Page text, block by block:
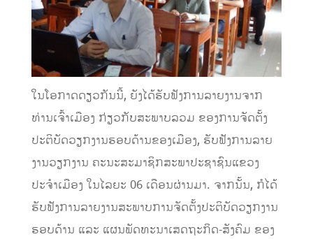
ໃນໂອກາດດຽວກັນນີ້, ຍັງໄດ້ຮັບຟັງການລາຍງານຈາກ
ທ່ານເຈົ້າເມືອງ ກ່ຽວກັບສະພາບລວມ ຂອງການຈັດຕັ້ງ
ປະຕິບັດວຽກງານຮອບດ້ານຂອງເມືອງ, ຮັບຟັງການລາຍ
ງານວຽກງານ ຄະນະສະມາຊິກສະພາປະຊາຊົນແຂວງ
ປະຈຳເມືອງ ໃນໄລຍະ 06 ເດືອນຜ່ານມາ. ຈາກນັ້ນ, ກໍໄດ້
ຮັບຟັງການລາຍງານສະພາບການຈັດຕັ້ງປະຕິບັດວຽກງານ
ຮອບດ້ານ ແລະ ແຜນພັດທະນາເສດຖະກິດ-ສັງຄົມ ຂອງ